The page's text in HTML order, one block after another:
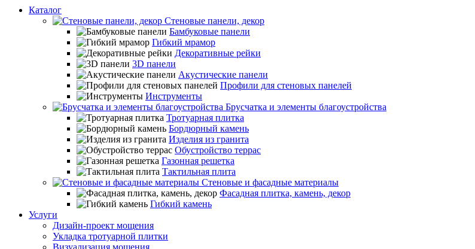
Каталог
Стеновые панели, декор
Бамбуковые панели
Гибкий мрамор
Декоративные рейки
3D панели
Акустические панели
Профили для стеновых панелей
Инструменты
Брусчатка и элементы благоустройства
Тротуарная плитка
Бордюрный камень
Изделия из гранита
Обустройство террас
Газонная решетка
Тактильная плита
Стеновые и фасадные материалы
Фасадная плитка, камень, декор
Гибкий камень
Услуги
Дизайн-проект мощения
Укладка тротуарной плитки
Визуализация мощения